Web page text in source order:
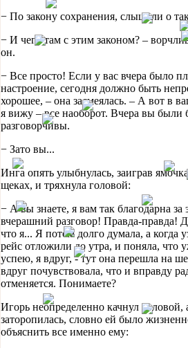
− По закону сохранения, слышали о
− И чего там с этим законом? –
он.
− Все просто! Если у вас вчера было
настроение, сегодня должно быть
хорошее, – она засмеялась. – А вот в
я вижу – все наоборот. Вчера вы были
разговорчивы.
− Зато вы...
Инга опять улыбнулась, заиграв
щеках, и тряхнула головой:
− А вы знаете, я вам так благодарна за
вчерашний разговор! Правда-правда!
что я... Я потом долго думала, а когда
рейс отложили до утра, и поняла, что
успею, я вдруг, - тут она перешла на
вдруг почувствовала, что и вправду
отменяется. Понимаете?
Игорь неопределенно качнул головой,
заторопилась, словно ей было
объяснить все именно ему: